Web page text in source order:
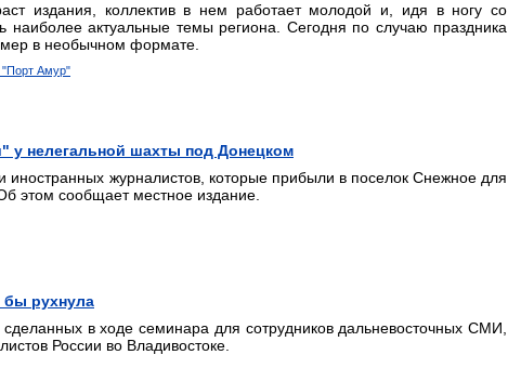
издания, коллектив в нем работает молодой и, идя в ногу со
наиболее актуальные темы региона. Сегодня по случаю праздника
в необычном формате.
"Порт Амур"
у нелегальной шахты под Донецком
иностранных журналистов, которые прибыли в поселок Снежное для
этом сообщает местное издание.
бы рухнула
в ходе семинара для сотрудников дальневосточных СМИ,
России во Владивостоке.